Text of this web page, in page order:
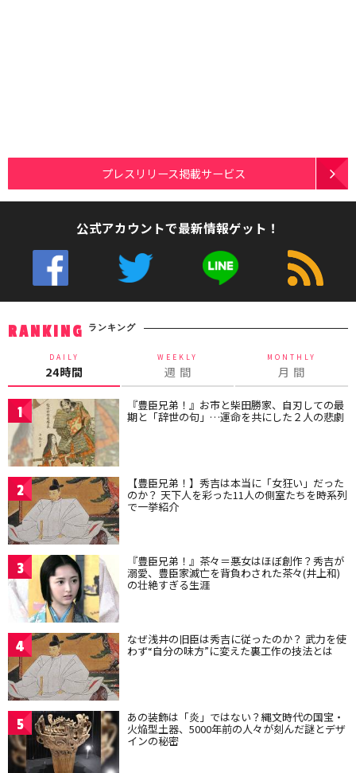
プレスリリース掲載サービス
公式アカウントで最新情報ゲット！
RANKING ランキング
DAILY
24時間
WEEKLY
週 間
MONTHLY
月 間
1 『豊臣兄弟！』お市と柴田勝家、自刃しての最
期と「辞世の句」…運命を共にした２人の悲劇
2 【豊臣兄弟！】秀吉は本当に「女狂い」だった
のか？ 天下人を彩った11人の側室たちを時系列
で一挙紹介
3 『豊臣兄弟！』茶々＝悪女はほぼ創作？秀吉が
溺愛、豊臣家滅亡を背負わされた茶々(井上和)
の壮絶すぎる生涯
4 なぜ浅井の旧臣は秀吉に従ったのか？ 武力を使
わず“自分の味方”に変えた裏工作の技法とは
5 あの装飾は「炎」ではない？縄文時代の国宝・
火焔型土器、5000年前の人々が刻んだ謎とデザ
インの秘密